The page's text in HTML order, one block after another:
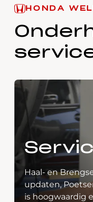
HONDA
Haal- en
updaten,
is hoogwaardig